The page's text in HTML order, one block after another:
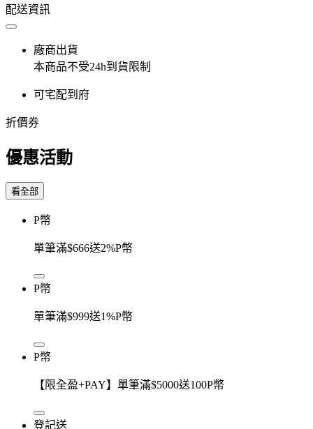
配送資訊
廠商出貨
本商品不受24h到貨限制
可宅配到府
折價券
優惠活動
看全部
P幣
單筆滿$666送2%P幣
P幣
單筆滿$999送1%P幣
P幣
【限全盈+PAY】單筆滿$5000送100P幣
登記送